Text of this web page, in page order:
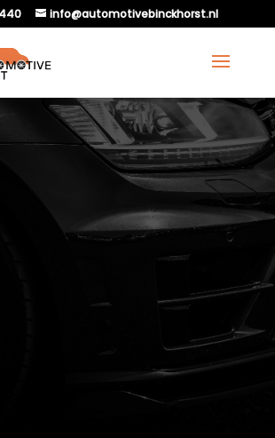
info@automotivebinckhorst.nl
AUTO’S ZIJN
EN WAAROM?